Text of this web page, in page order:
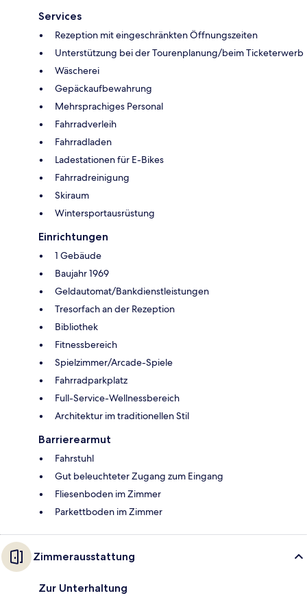
Services
Rezeption mit eingeschränkten Öffnungszeiten
Unterstützung bei der Tourenplanung/beim Ticketerwerb
Wäscherei
Gepäckaufbewahrung
Mehrsprachiges Personal
Fahrradverleih
Fahrradladen
Ladestationen für E-Bikes
Fahrradreinigung
Skiraum
Wintersportausrüstung
Einrichtungen
1 Gebäude
Baujahr 1969
Geldautomat/Bankdienstleistungen
Tresorfach an der Rezeption
Bibliothek
Fitnessbereich
Spielzimmer/Arcade-Spiele
Fahrradparkplatz
Full-Service-Wellnessbereich
Architektur im traditionellen Stil
Barrierearmut
Fahrstuhl
Gut beleuchteter Zugang zum Eingang
Fliesenboden im Zimmer
Parkettboden im Zimmer
Zimmerausstattung
Zur Unterhaltung